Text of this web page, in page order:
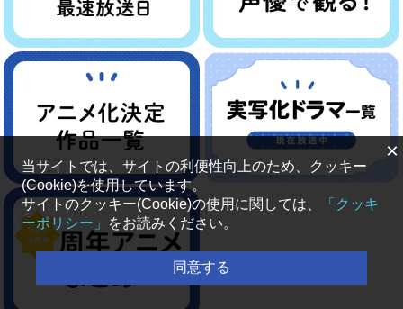
×
当サイトでは、サイトの利便性向上のため、クッキー
(Cookie)を使用しています。
サイトのクッキー(Cookie)の使用に関しては、
「クッキ
ーポリシー」
をお読みください。
同意する